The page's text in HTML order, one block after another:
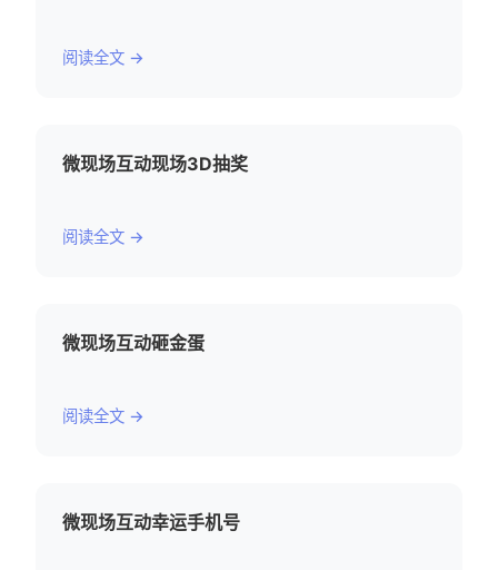
阅读全文 →
微现场互动现场3D抽奖
阅读全文 →
微现场互动砸金蛋
阅读全文 →
微现场互动幸运手机号